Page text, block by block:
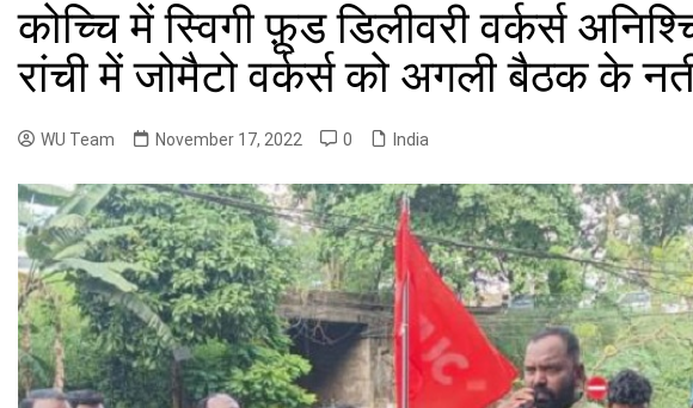
कोच्चि में स्विगी फ़ूड डिलीवरी वर्कर्स
रांची में जोमैटो वर्कर्स को अगली बैठक के
WU Team November 17, 2022 0 India